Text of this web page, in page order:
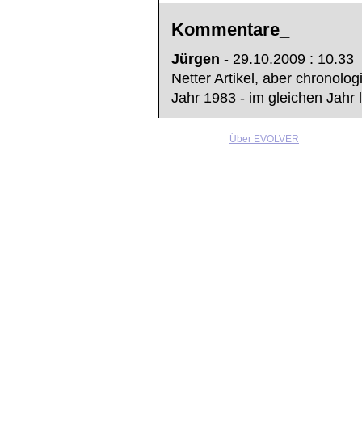
Kommentare_
Jürgen - 29.10.2009 : 10.33
Netter Artikel, aber
Jahr 1983 - im gleichen Jahr
Über EVOLVER